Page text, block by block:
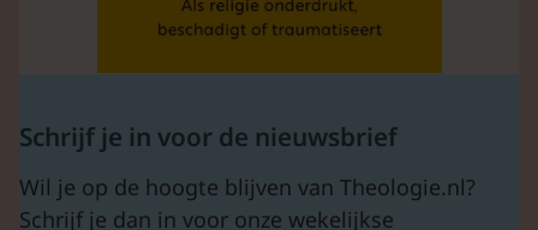
Schrijf je in voor de nieuwsbrief
Wil je op de hoogte blijven van Theologie.nl?
Schrijf je dan in voor onze wekelijkse